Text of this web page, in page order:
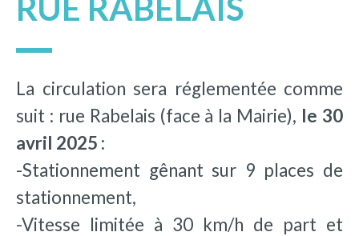
RUE RABELAIS
La circulation sera réglementée comme
suit : rue Rabelais (face à la Mairie), le 30
avril 2025 :
-Stationnement gênant sur 9 places de
stationnement,
-Vitesse limitée à 30 km/h de part et